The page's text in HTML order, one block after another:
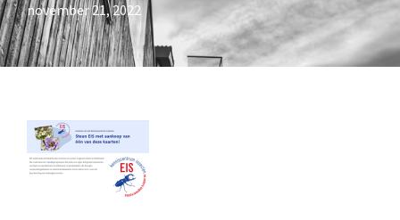
november 21, 2022